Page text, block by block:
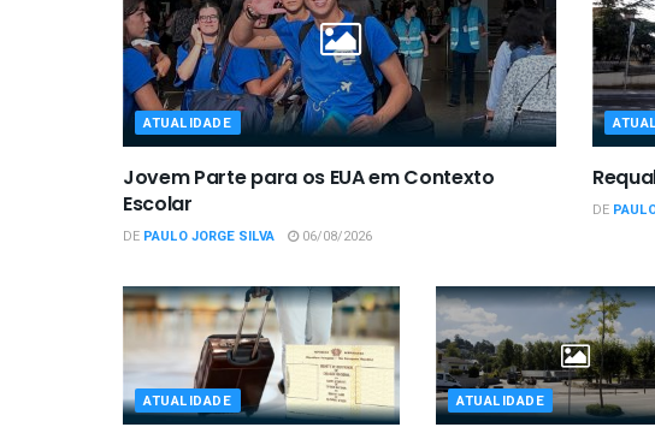
ATUALIDADE
Jovem Parte para os EUA em Contexto
Escolar
DE PAULO JORGE SILVA 06/08/2026
DE
ATUALIDADE ATUALIDADE